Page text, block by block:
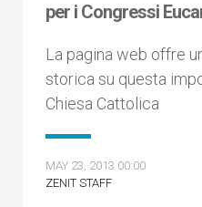
per i Congressi
La pagina web offre
storica su questa
Chiesa Cattolica
MAY 23, 2013 00:00
ZENIT STAFF